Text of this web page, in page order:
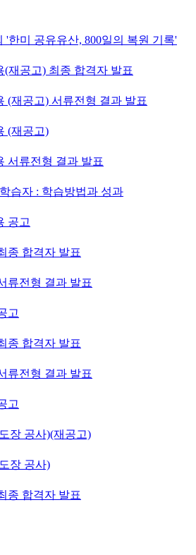
한미 공유유산, 800일의 복원 기록'
재공고) 최종 합격자 발표
(재공고) 서류전형 결과 발표
(재공고)
서류전형 결과 발표
습자 : 학습방법과 성과
공고
종 합격자 발표
류전형 결과 발표
고
종 합격자 발표
류전형 결과 발표
고
장 공사)(재공고)
장 공사)
종 합격자 발표